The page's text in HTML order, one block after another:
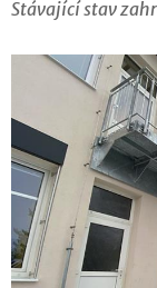
Stávající stav